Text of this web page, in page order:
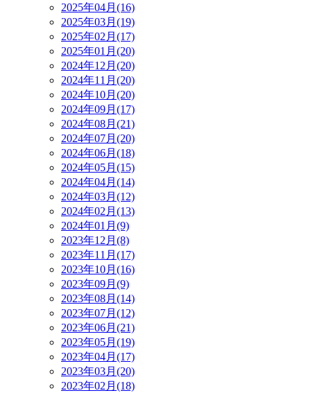
2025年04月(16)
2025年03月(19)
2025年02月(17)
2025年01月(20)
2024年12月(20)
2024年11月(20)
2024年10月(20)
2024年09月(17)
2024年08月(21)
2024年07月(20)
2024年06月(18)
2024年05月(15)
2024年04月(14)
2024年03月(12)
2024年02月(13)
2024年01月(9)
2023年12月(8)
2023年11月(17)
2023年10月(16)
2023年09月(9)
2023年08月(14)
2023年07月(12)
2023年06月(21)
2023年05月(19)
2023年04月(17)
2023年03月(20)
2023年02月(18)